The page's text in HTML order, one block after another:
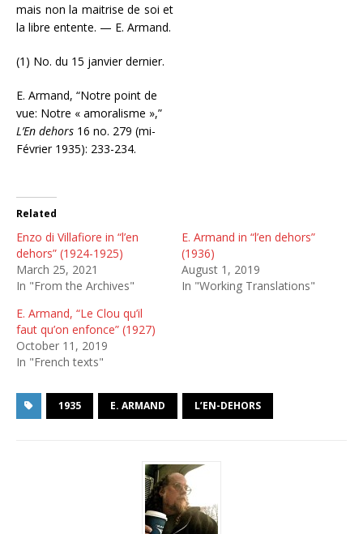
mais non la maitrise de soi et
la libre entente. — E. Armand.
(1) No. du 15 janvier dernier.
E. Armand, “Notre point de
vue: Notre « amoralisme »,”
L’En dehors 16 no. 279 (mi-
Février 1935): 233-234.
Related
Enzo di Villafiore in “l’en
dehors” (1924-1925)
March 25, 2021
In "From the Archives"
E. Armand in “l’en dehors”
(1936)
August 1, 2019
In "Working Translations"
E. Armand, “Le Clou qu’il
faut qu’on enfonce” (1927)
October 11, 2019
In "French texts"
1935 E. ARMAND L’EN-DEHORS